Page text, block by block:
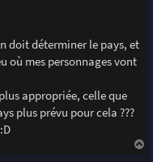
doit déterminer le pays, et
où mes personnages vont
appropriée, celle que
plus prévu pour cela ???